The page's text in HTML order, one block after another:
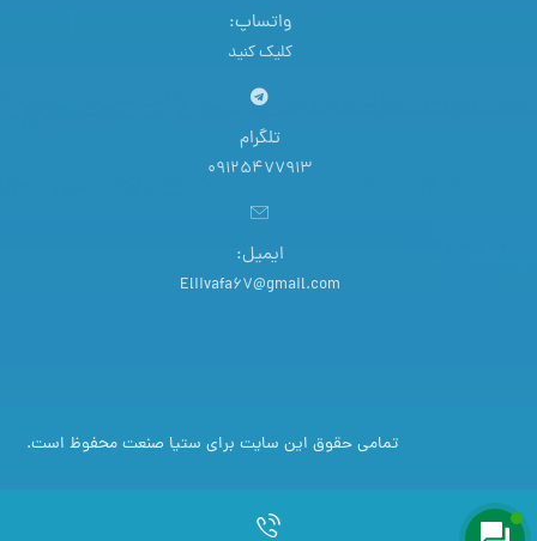
واتساپ:
کلیک کنید
تلگرام
09125477913
ایمیل:
Eliivafa67@gmail.com
تمامی حقوق این سایت برای ستیا صنعت محفوظ است.